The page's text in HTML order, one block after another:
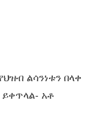
ልሳንነቱን በላቀ
አቶ